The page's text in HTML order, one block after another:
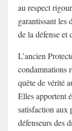
au respect
garantissant les
de la défense et
L’ancien
condamnations
quête de vérité
Elles apportent
satisfaction aux
défenseurs des